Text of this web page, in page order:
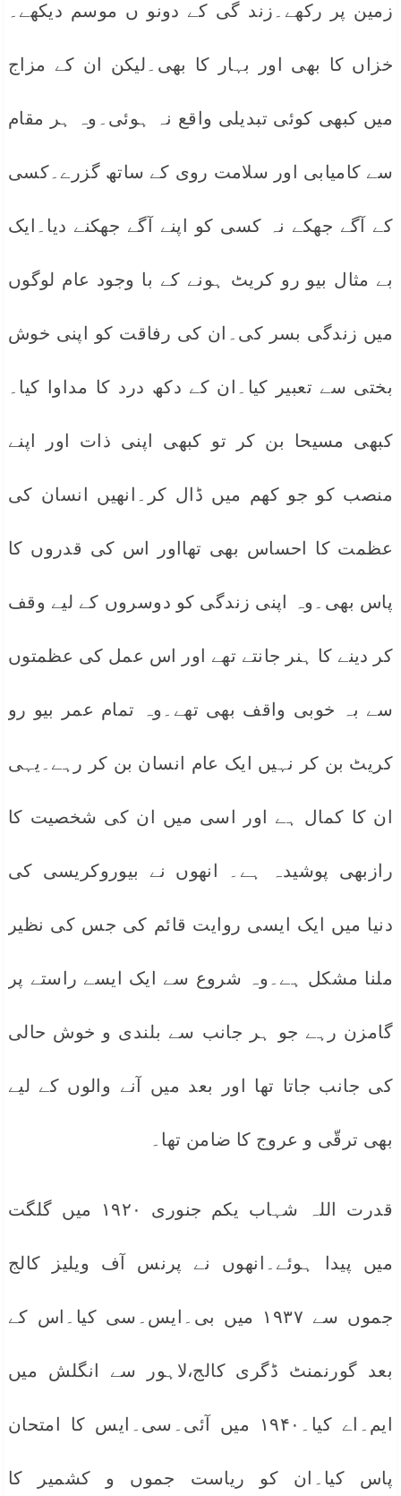
زمین پر رکھے۔زند گی کے دونو ں موسم دیکھے۔
خزاں کا بھی اور بہار کا بھی۔لیکن ان کے مزاج
میں کبھی کوئی تبدیلی واقع نہ ہوئی۔وہ ہر مقام
سے کامیابی اور سلامت روی کے ساتھ گزرے۔کسی
کے آگے جھکے نہ کسی کو اپنے آگے جھکنے دیا۔ایک
بے مثال بیو رو کریٹ ہونے کے با وجود عام لوگوں
میں زندگی بسر کی۔ان کی رفاقت کو اپنی خوش
بختی سے تعبیر کیا۔ان کے دکھ درد کا مداوا کیا۔
کبھی مسیحا بن کر تو کبھی اپنی ذات اور اپنے
منصب کو جو کھم میں ڈال کر۔انھیں انسان کی
عظمت کا احساس بھی تھااور اس کی قدروں کا
پاس بھی۔وہ اپنی زندگی کو دوسروں کے لیے وقف
کر دینے کا ہنر جانتے تھے اور اس عمل کی عظمتوں
سے بہ خوبی واقف بھی تھے۔وہ تمام عمر بیو رو
کریٹ بن کر نہیں ایک عام انسان بن کر رہے۔یہی
ان کا کمال ہے اور اسی میں ان کی شخصیت کا
رازبھی پوشیدہ ہے۔ انھوں نے بیوروکریسی کی
دنیا میں ایک ایسی روایت قائم کی جس کی نظیر
ملنا مشکل ہے۔وہ شروع سے ایک ایسے راستے پر
گامزن رہے جو ہر جانب سے بلندی و خوش حالی
کی جانب جاتا تھا اور بعد میں آنے والوں کے لیے
بھی ترقّی و عروج کا ضامن تھا۔
قدرت اللہ شہاب یکم جنوری ۱۹۲۰ میں گلگت
میں پیدا ہوئے۔انھوں نے پرنس آف ویلیز کالج
جموں سے ۱۹۳۷ میں بی۔ایس۔سی کیا۔اس کے
بعد گورنمنٹ ڈگری کالج،لاہور سے انگلش میں
ایم۔اے کیا۔۱۹۴۰ میں آئی۔سی۔ایس کا امتحان
پاس کیا۔ان کو ریاست جموں و کشمیر کا